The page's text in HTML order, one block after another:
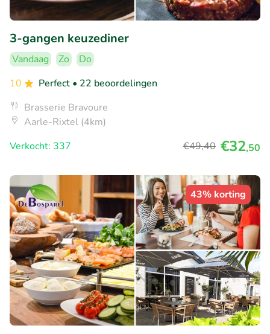
3-gangen keuzediner
Vandaag Zo
Do
10
Perfect • 22 beoordelingen
Brasserie Bravoure
Aarle-Rixtel (4km)
Verkocht: 337
€49,40 €32,50
43% korting